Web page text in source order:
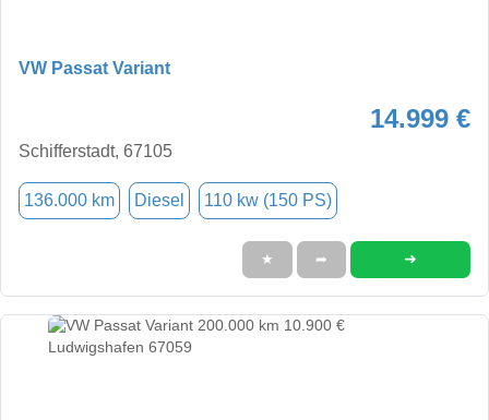
VW Passat Variant
14.999 €
Schifferstadt, 67105
136.000 km Diesel 110 kw (150 PS)
★ ➦ ➜